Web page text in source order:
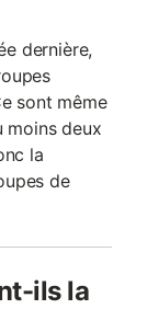
dernière,
sont même
moins deux
la
de
ils la